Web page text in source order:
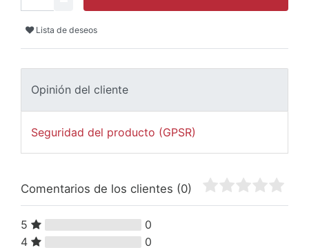
Lista de deseos
Opinión del cliente
Seguridad del producto (GPSR)
Comentarios de los clientes (0)
5
0
4
0